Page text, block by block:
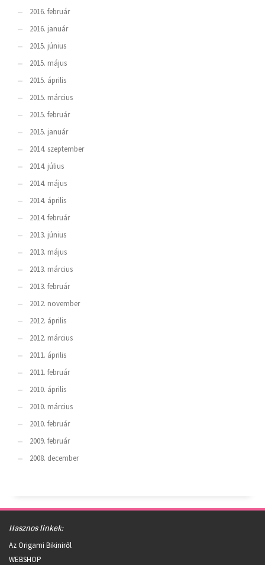
2016. február
2016. január
2015. június
2015. május
2015. április
2015. március
2015. február
2015. január
2014. szeptember
2014. július
2014. május
2014. április
2014. február
2013. június
2013. május
2013. március
2013. február
2012. november
2012. április
2012. március
2011. április
2011. február
2010. április
2010. március
2010. február
2009. február
2008. december
Hasznos linkek:
Az Origami Bikiniről
WEBSHOP